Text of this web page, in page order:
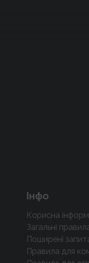
Інфо
Корисна
Загальні
Поширені
Правила для